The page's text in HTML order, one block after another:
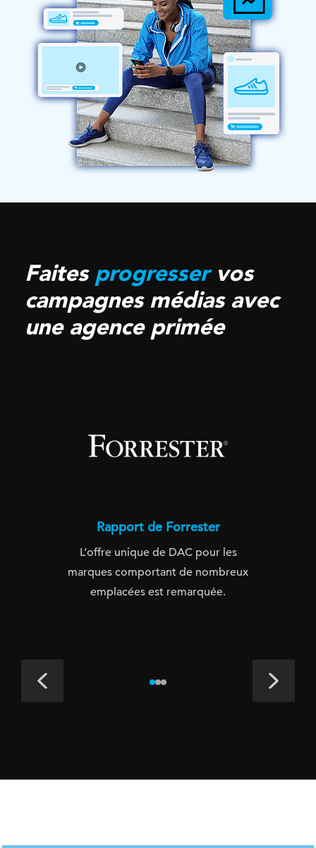
Faites progresservos
campagnes médias avec
une agence primée
Rapport de Forrester
L’offre unique de DAC pour les
marques comportant de nombreux
emplacées est remarquée.